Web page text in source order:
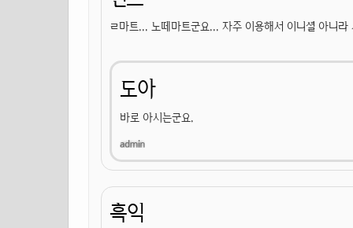
ㄹ마트... 노떼마트군요... 자주 이용해서 이니셜 아니
도아
바로 아시는군요.
흑익